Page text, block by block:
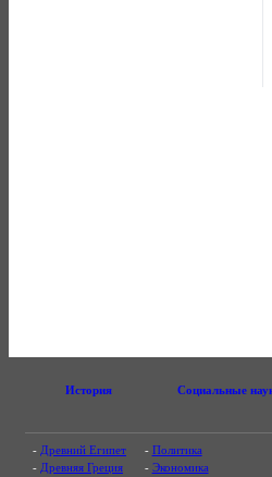
История Социальные
- Древний Египет
- Древняя Греция
- Политика
- Экономика